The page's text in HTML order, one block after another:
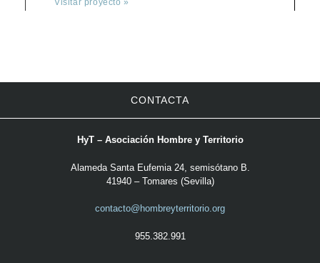
Visitar proyecto »
CONTACTA
HyT – Asociación Hombre y Territorio
Alameda Santa Eufemia 24, semisótano B.
41940 – Tomares (Sevilla)
contacto@hombreyterritorio.org
955.382.991